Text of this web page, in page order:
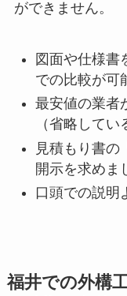
ができません。
図面や仕様書
での比較が可
最安値の業者
（省略してい
見積もり書の
開示を求めま
口頭での説明
福井での外構